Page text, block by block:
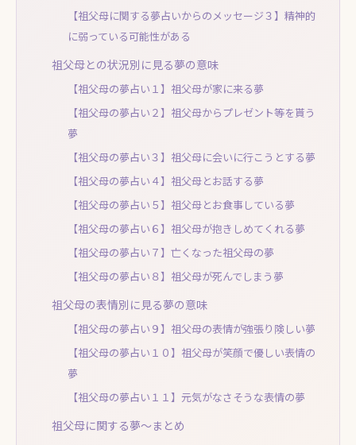
【祖父母に関する夢占いからのメッセージ３】精神的
に弱っている可能性がある
祖父母との状況別に見る夢の意味
【祖父母の夢占い１】祖父母が家に来る夢
【祖父母の夢占い２】祖父母からプレゼント等を貰う
夢
【祖父母の夢占い３】祖父母に会いに行こうとする夢
【祖父母の夢占い４】祖父母とお話する夢
【祖父母の夢占い５】祖父母とお食事している夢
【祖父母の夢占い６】祖父母が抱きしめてくれる夢
【祖父母の夢占い７】亡くなった祖父母の夢
【祖父母の夢占い８】祖父母が死んでしまう夢
祖父母の表情別に見る夢の意味
【祖父母の夢占い９】祖父母の表情が強張り険しい夢
【祖父母の夢占い１０】祖父母が笑顔で優しい表情の
夢
【祖父母の夢占い１１】元気がなさそうな表情の夢
祖父母に関する夢～まとめ